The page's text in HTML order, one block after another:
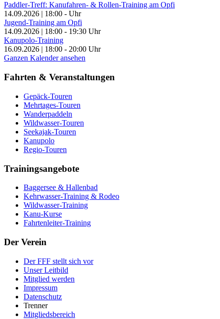
Paddler-Treff: Kanufahren- & Rollen-Training am Opfi
14.09.2026 | 18:00 - Uhr
Jugend-Training am Opfi
14.09.2026 | 18:00 - 19:30 Uhr
Kanupolo-Training
16.09.2026 | 18:00 - 20:00 Uhr
Ganzen Kalender ansehen
Fahrten & Veranstaltungen
Gepäck-Touren
Mehrtages-Touren
Wanderpaddeln
Wildwasser-Touren
Seekajak-Touren
Kanupolo
Regio-Touren
Trainingsangebote
Baggersee & Hallenbad
Kehrwasser-Training & Rodeo
Wildwasser-Training
Kanu-Kurse
Fahrtenleiter-Training
Der Verein
Der FFF stellt sich vor
Unser Leitbild
Mitglied werden
Impressum
Datenschutz
Trenner
Mitgliedsbereich